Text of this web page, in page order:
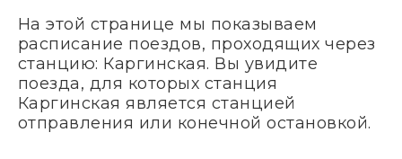
На этой странице мы показываем
расписание поездов, проходящих через
станцию: Каргинская. Вы увидите
поезда, для которых станция
Каргинская является станцией
отправления или конечной остановкой.